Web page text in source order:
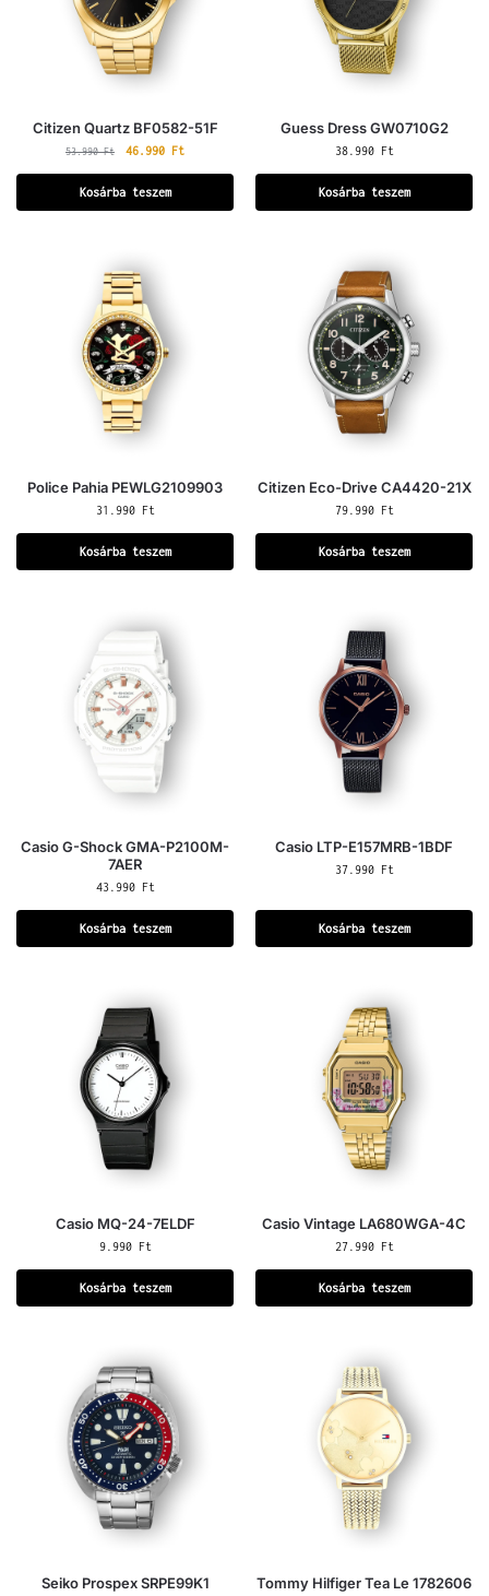
Citizen Quartz BF0582-51F
53.990Ft 46.990 Ft
Kosárba teszem
Guess Dress GW0710G2
38.990 Ft
Kosárba teszem
Police Pahia PEWLG2109903
31.990 Ft
Kosárba teszem
Citizen Eco-Drive CA4420-21X
79.990 Ft
Kosárba teszem
Casio G-Shock GMA-P2100M-
7AER
43.990 Ft
Kosárba teszem
Casio LTP-E157MRB-1BDF
37.990 Ft
Kosárba teszem
Casio MQ-24-7ELDF
9.990 Ft
Kosárba teszem
Casio Vintage LA680WGA-4C
27.990 Ft
Kosárba teszem
Seiko Prospex SRPE99K1 Tommy Hilfiger Tea Le 1782606